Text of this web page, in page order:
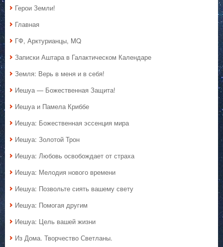
Герои Земли!
Главная
ГФ, Арктурианцы, MQ
Записки Аштара в Галактическом Календаре
Земля: Верь в меня и в себя!
Иешуа — Божественная Защита!
Иешуа и Памела Криббе
Иешуа: Божественная эссенция мира
Иешуа: Золотой Трон
Иешуа: Любовь освобождает от страха
Иешуа: Мелодия нового времени
Иешуа: Позвольте сиять вашему свету
Иешуа: Помогая другим
Иешуа: Цель вашей жизни
Из Дома. Творчество Светланы.